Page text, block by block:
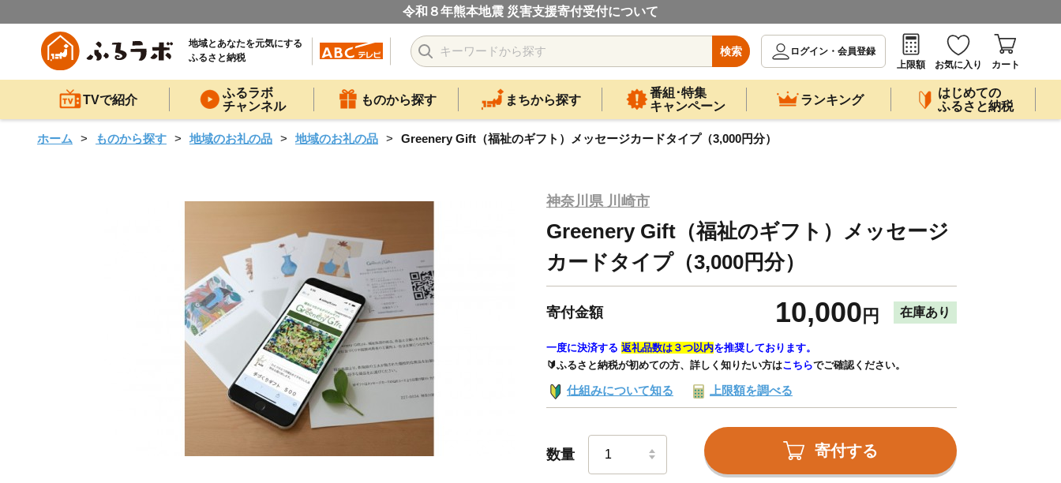
令和８年熊本地震 災害支援寄付受付について
地域とあなたを元気にする
ふるさと納税
検索
ログイン・会員登録
上限額
お気に入り カート
TVで紹介
ふるラボ
チャンネル
ものから探す まちから探す
番組･特集
キャンペーン
ランキング
はじめての
ふるさと納税
ホーム ものから探す 地域のお礼の品 地域のお礼の品 Greenery Gift（福祉のギフト）メッセージカードタイプ（3,000円分）
神奈川県 川崎市
Greenery Gift（福祉のギフト）メッセージ
カードタイプ（3,000円分）
寄付金額 10,000 円 在庫あり
一度に決済する 返礼品数は３つ以内を推奨しております。
🔰ふるさと納税が初めての方、詳しく知りたい方はこちらでご確認ください。
仕組みについて知る 上限額を調べる
数量 寄付する